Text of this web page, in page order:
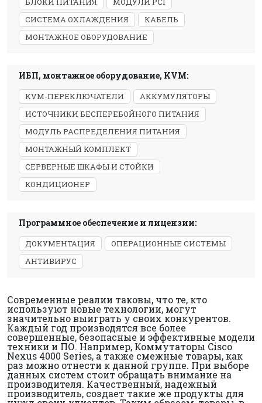
СИСТЕМА ОХЛАЖДЕНИЯ
КАБЕЛЬ
МОНТАЖНОЕ ОБОРУДОВАНИЕ
ИБП, монтажное оборудование, KVM:
KVM-ПЕРЕКЛЮЧАТЕЛИ
АККУМУЛЯТОРЫ
ИСТОЧНИКИ БЕСПЕРЕБОЙНОГО ПИТАНИЯ
МОДУЛЬ РАСПРЕДЕЛЕНИЯ ПИТАНИЯ
МОНТАЖНЫЙ КОМПЛЕКТ
СЕРВЕРНЫЕ ШКАФЫ И СТОЙКИ
КОНДИЦИОНЕР
Программное обеспечение и лицензии:
ДОКУМЕНТАЦИЯ
ОПЕРАЦИОННЫЕ СИСТЕМЫ
АНТИВИРУС
Современные реалии таковы, что те, кто
используют новые технологии, могут
значительно выиграть у своих конкурентов.
Каждый год производятся все более
совершенные, безопасные и эффективные модели
техники и ПО. Например, Коммутаторы Cisco
Nexus 4000 Series, а также смежные товары, как
раз можно отнести к данной группе. При выборе
данных систем стоит обращать внимание на
производителя. Качественный, надежный
производитель, создает такие же продукты для